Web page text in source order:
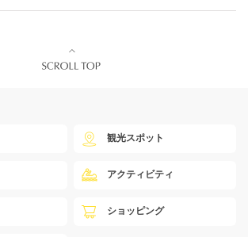
観光スポット
アクティビティ
ショッピング